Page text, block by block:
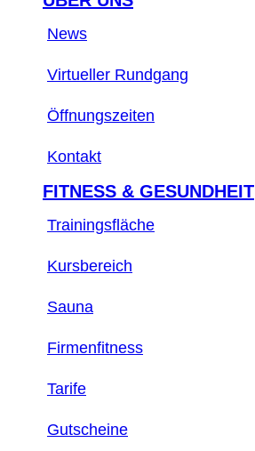
News
Virtueller Rundgang
Öffnungszeiten
Kontakt
FITNESS & GESUNDHEIT
Trainingsfläche
Kursbereich
Sauna
Firmenfitness
Tarife
Gutscheine